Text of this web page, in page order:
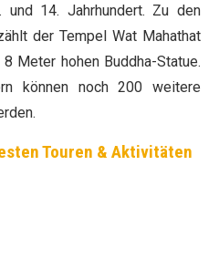
14. Jahrhundert. Zu den
der Tempel Wat Mahathat
Meter hohen Buddha-Statue.
können noch 200 weitere
Touren & Aktivitäten